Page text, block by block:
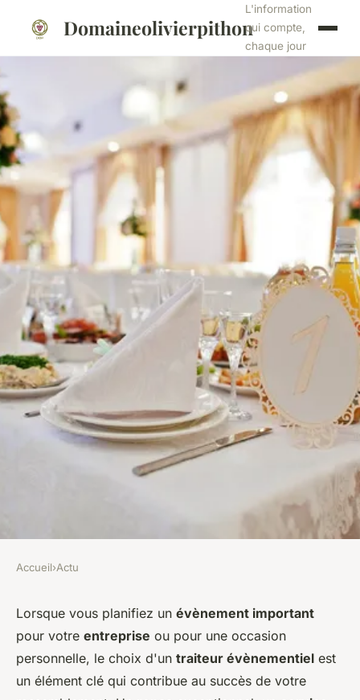
Domaineolivierpithon
L'information
qui compte,
chaque jour
Où trouver un traiteur
évènementiel de qualité?
léonne•20 décembre 2023•2 min de lecture
Accueil›Actu
Lorsque vous planifiez un évènement important
pour votre entreprise ou pour une occasion
personnelle, le choix d'un traiteur évènementiel est
un élément clé qui contribue au succès de votre